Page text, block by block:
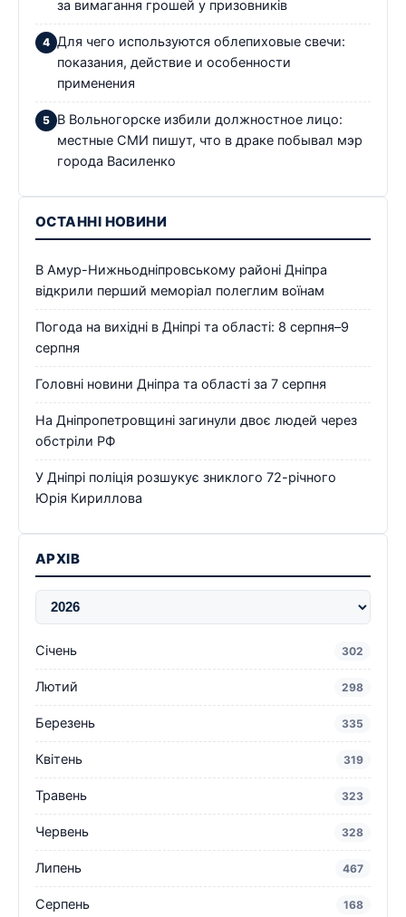
за вимагання грошей у призовників
Для чего используются облепиховые свечи:
показания, действие и особенности
применения
В Вольногорске избили должностное лицо:
местные СМИ пишут, что в драке побывал мэр
города Василенко
ОСТАННІ НОВИНИ
В Амур-Нижньодніпровському районі Дніпра
відкрили перший меморіал полеглим воїнам
Погода на вихідні в Дніпрі та області: 8 серпня–9
серпня
Головні новини Дніпра та області за 7 серпня
На Дніпропетровщині загинули двоє людей через
обстріли РФ
У Дніпрі поліція розшукує зниклого 72-річного
Юрія Кириллова
АРХІВ
Січень 302
Лютий 298
Березень 335
Квітень 319
Травень 323
Червень 328
Липень 467
Серпень 168